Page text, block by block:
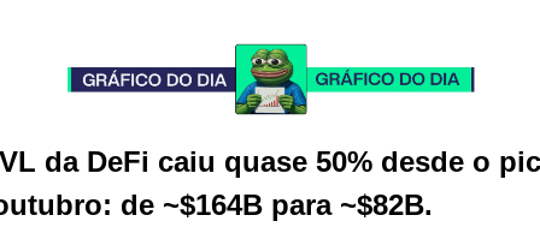
da DeFi caiu quase 50% desde o
de ~$164B para ~$82B.